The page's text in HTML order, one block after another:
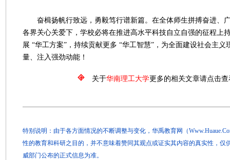
奋楫扬帆行致远，勇毅笃行谱新篇。在全体师生拼搏奋进、
各界关心关爱下，学校必将在推进高水平科技自立自强的征程上
展 “华工方案”，持续贡献更多 “华工智慧”，为全面建设社会主义
量、注入强劲动能！
关于华南理工大学更多的相关文章请点击查
特别说明：由于各方面情况的不断调整与变化，华禹教育网（
性的教育和科研之目的，并不意味着赞同其观点或证实其内容的真实性，仅
威部门公布的正式信息为准。